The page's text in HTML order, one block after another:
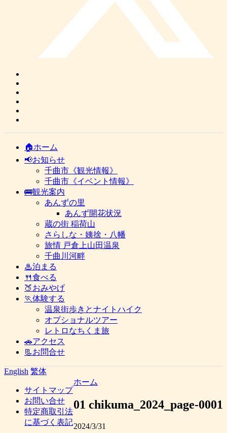
🏠ホーム
📢お知らせ
千曲市《観光情報》
千曲市《イベント情報》
🚌観光案内
あんずの里
あんず開花状況
蔵の街 稲荷山
さらしな・姨捨・八幡
旅情 戸倉上山田温泉
千曲川河畔
♨泊まる
🍴食べる
🍑おみやげ
🏃体験する
温泉街歩きとナイトハイク
オプショナルツアー
レトロなちくま旅
🚗アクセス
📃お問合せ
English 繁体
ホーム
01 chikuma_2024_page-0001
2024/3/31
サイトマップ
お問い合せ
特定商取引法
に基づく表記